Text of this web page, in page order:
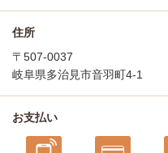
住所
〒507-0037
岐阜県多治見市音羽町4-1
お支払い